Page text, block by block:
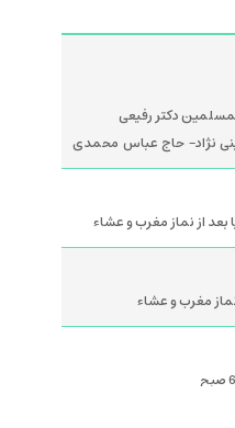
دکتر رفیعی
نژاد- حاج عباس محمدی
از نماز مغرب و عشاء
مغرب و عشاء